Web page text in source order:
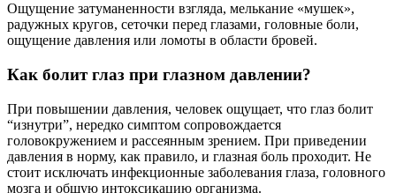
Ощущение затуманенности взгляда, мелькание «мушек»,
радужных кругов, сеточки перед глазами, головные боли,
ощущение давления или ломоты в области бровей.
Как болит глаз при глазном давлении?
При повышении давления, человек ощущает, что глаз болит
“изнутри”, нередко симптом сопровождается
головокружением и рассеянным зрением. При приведении
давления в норму, как правило, и глазная боль проходит. Не
стоит исключать инфекционные заболевания глаза, головного
мозга и общую интоксикацию организма.